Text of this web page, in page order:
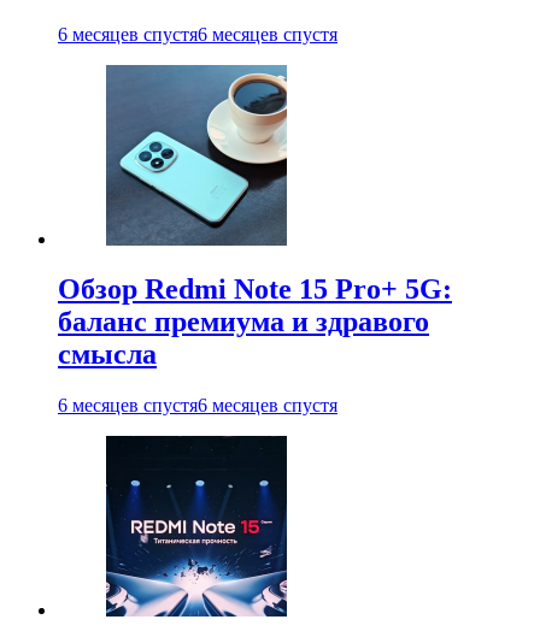
6 месяцев спустя6 месяцев спустя
Обзор Redmi Note 15 Pro+ 5G:
баланс премиума и здравого
смысла
6 месяцев спустя6 месяцев спустя